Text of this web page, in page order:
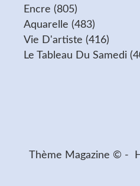
Encre (805)
Aquarelle (483)
Vie D'artiste (416)
Le Tableau Du Samedi
Thème Magazine © -